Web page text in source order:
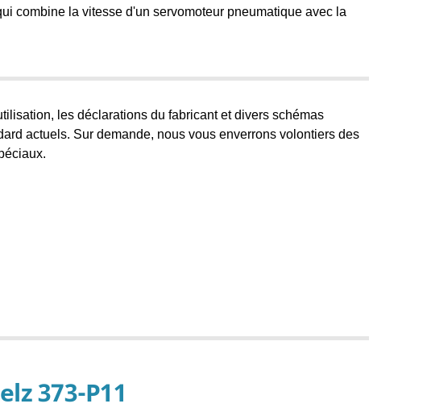
combine la vitesse d'un servomoteur pneumatique avec la
les déclarations du fabricant et divers schémas
actuels. Sur demande, nous vous enverrons volontiers des
373-P11